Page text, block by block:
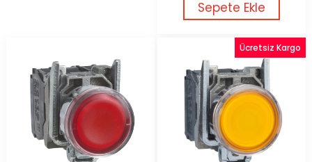
Sepete Ekle
Ücretsiz Kargo